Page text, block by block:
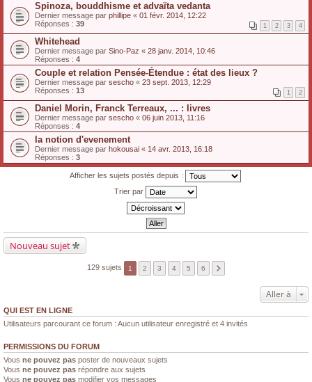
Spinoza, bouddhisme et advaïta vedanta
Dernier message par phillipe « 01 févr. 2014, 12:22
Réponses : 39 1 2 3 4
Whitehead
Dernier message par Sino-Paz « 28 janv. 2014, 10:46
Réponses : 4
Couple et relation Pensée-Étendue : état des lieux ?
Dernier message par sescho « 23 sept. 2013, 12:29
Réponses : 13 1 2
Daniel Morin, Franck Terreaux, ... : livres
Dernier message par sescho « 06 juin 2013, 11:16
Réponses : 4
la notion d'evenement
Dernier message par hokousai « 14 avr. 2013, 16:18
Réponses : 3
Afficher les sujets postés depuis :
Trier par
Nouveau sujet
129 sujets 1 2 3 4 5 6
Aller à
QUI EST EN LIGNE
Utilisateurs parcourant ce forum : Aucun utilisateur enregistré et 4 invités
PERMISSIONS DU FORUM
Vous ne pouvez pas poster de nouveaux sujets
Vous ne pouvez pas répondre aux sujets
Vous ne pouvez pas modifier vos messages